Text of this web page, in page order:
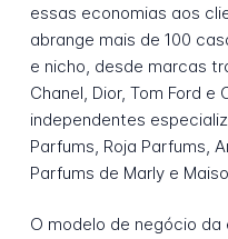
essas economias aos
abrange mais de 100
e nicho, desde marcas
Chanel, Dior, Tom Ford
independentes
Parfums, Roja Parfums,
Parfums de Marly e
O modelo de negócio